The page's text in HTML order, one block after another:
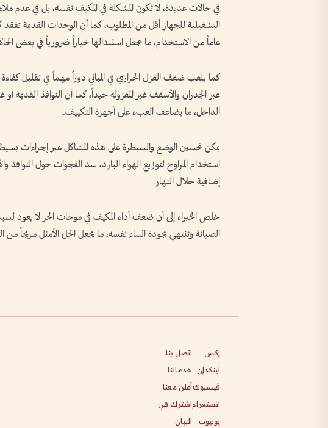
في حالات عديدة، لا تكون المشكلة في المكيف نفسه، بل في عدم
عاماً من الاستخدام، ما يجعل استبدالها خياراً ضرورياً في بعض
كما يلعب ضعف العزل الحراري في المباني دوراً مهماً في تقليل
عبر الجدران والأسقف غير المعزولة جيداً، كما أن النوافذ القديمة
الداخل، ما يضاعف العبء على أجهزة التكييف.
يمكن تحسين الوضع والسيطرة على هذه المشاكل عبر إجراءات
استخدام المراوح لتوزيع الهواء البارد، سد الفجوات حول النوافذ
إضافية خلال النهار.
خلص الخبراء إلى أن ضعف أداء المكيف في موجات الحر لا يعود
الصيانة وتنتهي بجودة البناء نفسه، ما يجعل الحل الأمثل مزيجاً من
إكس
لينكدإن
فيسبوك
انستغرام
يوتيوب
اتصل بنا
خدماتنا
أعلن معنا
اشترك في
البيان